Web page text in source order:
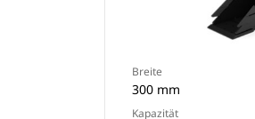
Breite
300 mm
Kapazität